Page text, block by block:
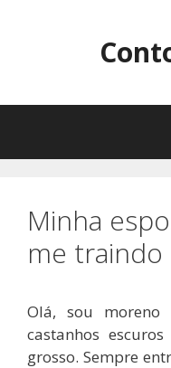
Minha
me traindo
Olá, sou moreno
castanhos
grosso. Sempre